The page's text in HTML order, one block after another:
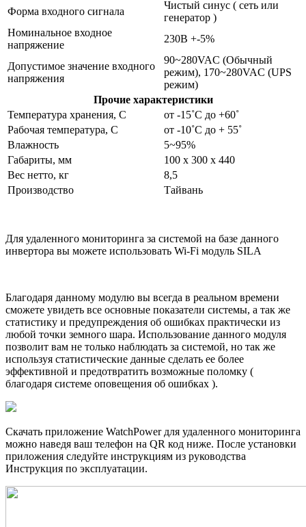
Форма входного сигнала
Чистый синус ( сеть или
генератор )
Номинальное входное
напряжение
230В +-5%
Допустимое значение входного
напряжения
90~280VAC (Обычный
режим), 170~280VAC (UPS
режим)
Прочие характеристики
Температура хранения, С
от -15˚С до +60˚
Рабочая температура, С
от -10˚С до + 55˚
Влажность
5~95%
Габариты, мм
100 х 300 х 440
Вес нетто, кг
8,5
Производство
Тайвань
Для удаленного мониторинга за системой на базе данного
инвертора вы можете использовать Wi-Fi модуль SILA
Благодаря данному модулю вы всегда в реальном времени
сможете увидеть все основные показатели системы, а так же
статистику и предупреждения об ошибках практически из
любой точки земного шара. Использование данного модуля
позволит вам не только наблюдать за системой, но так же
используя статистические данные сделать ее более
эффективной и предотвратить возможные поломку (
благодаря системе оповещения об ошибках ).
Скачать приложение WatchPower для удаленного мониторинга
можно наведя ваш телефон на QR код ниже. После установки
приложения следуйте инструкциям из руководства
Инструкция по эксплуатации.